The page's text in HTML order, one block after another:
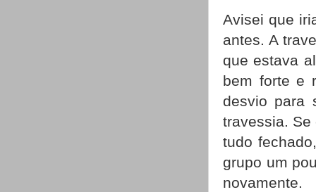
Avisei que
antes. A
que estava
bem forte e
desvio para
travessia.
tudo
grupo um
novamente.